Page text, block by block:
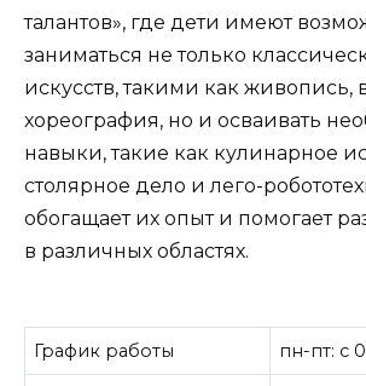
талантов», где дети имеют
заниматься не только
искусств, такими как живопись,
хореография, но и осваивать
навыки, такие как кулинарное
столярное дело и лего-
обогащает их опыт и помогает
в различных областях.
График работы пн-пт: с